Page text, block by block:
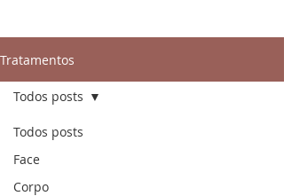
Tratamentos
Todos posts
Face
Corpo
Todos posts